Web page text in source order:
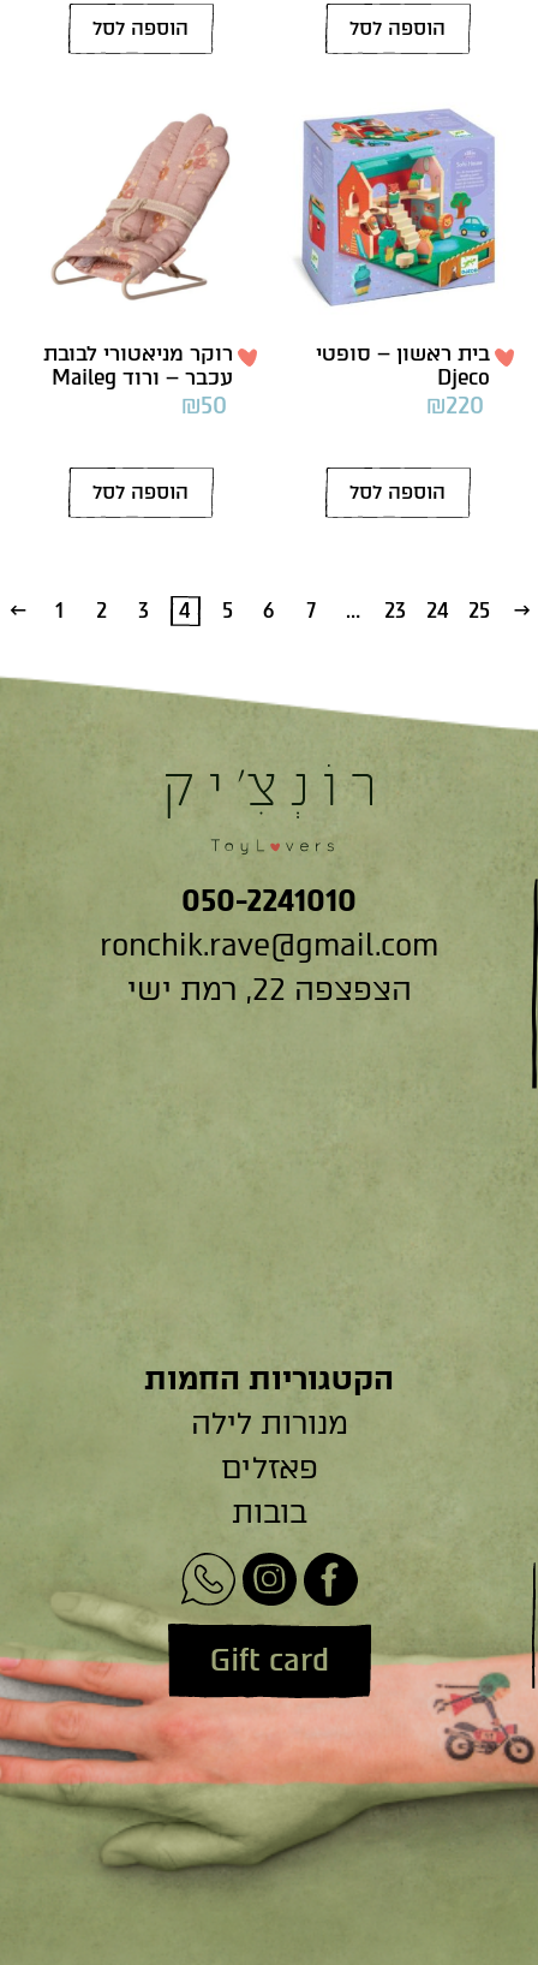
הוספה לסל הוספה לסל
בית ראשון – סופטי
Djeco
₪220
הוספה לסל
רוקר מניאטורי לבובת
עכבר – ורוד Maileg
₪50
הוספה לסל
→ 1 2 3 4 5 6 7 … 23 24 25 ←
050-2241010
ronchik.rave@gmail.com
הצפצפה 22, רמת ישי
הקטגוריות החמות
מנורות לילה
פאזלים
בובות
Gift card